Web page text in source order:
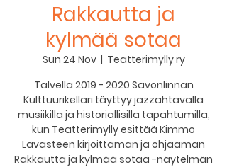
Rakkautta ja
kylmää sotaa
Sun 24 Nov
  |
Teatterimylly ry
Talvella 2019 - 2020 Savonlinnan
Kulttuurikellari täyttyy jazzahtavalla
musiikilla ja historiallisilla tapahtumilla,
kun Teatterimylly esittää Kimmo
Lavasteen kirjoittaman ja ohjaaman
Rakkautta ja kylmää sotaa -näytelmän